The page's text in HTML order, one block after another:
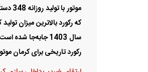
در دی
نهادهای سیاست‌گذار